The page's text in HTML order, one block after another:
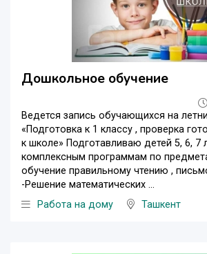
Дошкольное обучение
Ведется запись обучающихся на
«Подготовка к 1 классу , проверка
к школе» Подготавливаю детей 5, 6, 7
комплексным программам по
обучение правильному чтению ,
-Решение математических ...
Работа на дому
Ташкент